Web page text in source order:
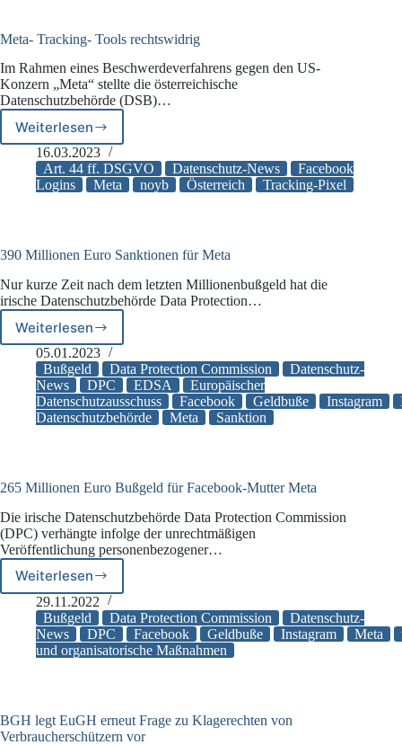
Meta- Tracking- Tools rechtswidrig
Im Rahmen eines Beschwerdeverfahrens gegen den US-
Konzern „Meta“ stellte die österreichische
Datenschutzbehörde (DSB)…
Weiterlesen
Meta-
Tracking-
Tools
rechtswidrig
16.03.2023
Art. 44 ff. DSGVO
Datenschutz-News
Facebook
Logins
Meta noyb Österreich Tracking-Pixel
390 Millionen Euro Sanktionen für Meta
Nur kurze Zeit nach dem letzten Millionenbußgeld hat die
irische Datenschutzbehörde Data Protection…
Weiterlesen
390
Millionen
Euro
Sanktionen
für
Meta
05.01.2023
Bußgeld
Data Protection Commission
Datenschutz-
News
DPC EDSA
Europäischer
Datenschutzausschuss
Facebook Geldbuße Instagram
Datenschutzbehörde
Meta Sanktion
265 Millionen Euro Bußgeld für Facebook-Mutter Meta
Die irische Datenschutzbehörde Data Protection Commission
(DPC) verhängte infolge der unrechtmäßigen
Veröffentlichung personenbezogener…
Weiterlesen
265
Millionen
Euro
Bußgeld
für
29.11.2022
Bußgeld
Data Protection Commission
Datenschutz-
News
DPC Facebook Geldbuße Instagram Meta
und organisatorische Maßnahmen
BGH legt EuGH erneut Frage zu Klagerechten von
Verbraucherschützern vor